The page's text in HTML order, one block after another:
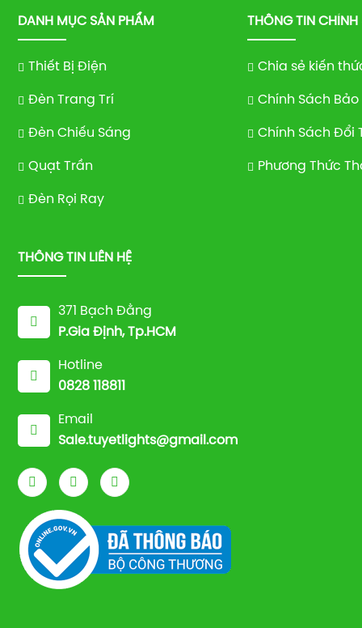
DANH MỤC SẢN PHẨM
Thiết Bị Điện
Đèn Trang Trí
Đèn Chiếu Sáng
Quạt Trần
Đèn Rọi Ray
THÔNG TIN CHÍNH
Chia sẻ kiến
Chính Sách Bảo
Chính Sách Đổi
Phương Thức
THÔNG TIN LIÊN HỆ
371 Bạch Đằng
P.Gia Định, Tp.HCM
Hotline
0828 118811
Email
Sale.tuyetlights@gmail.com